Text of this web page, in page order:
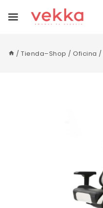
/ Tienda–Shop / Oficina /